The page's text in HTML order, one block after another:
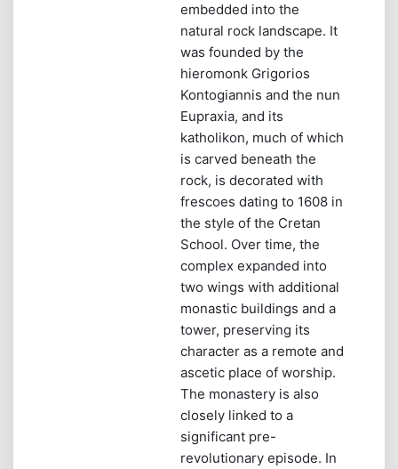
embedded into the
natural rock landscape. It
was founded by the
hieromonk Grigorios
Kontogiannis and the nun
Eupraxia, and its
katholikon, much of which
is carved beneath the
rock, is decorated with
frescoes dating to 1608 in
the style of the Cretan
School. Over time, the
complex expanded into
two wings with additional
monastic buildings and a
tower, preserving its
character as a remote and
ascetic place of worship.
The monastery is also
closely linked to a
significant pre-
revolutionary episode. In